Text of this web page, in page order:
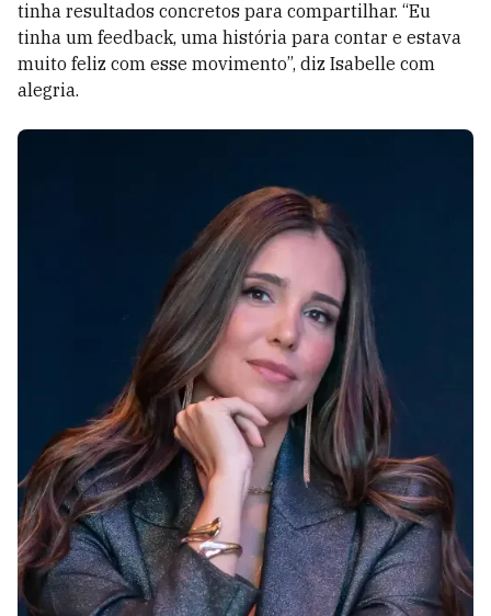
tinha resultados concretos para compartilhar. “Eu
tinha um feedback, uma história para contar e estava
muito feliz com esse movimento”, diz Isabelle com
alegria.